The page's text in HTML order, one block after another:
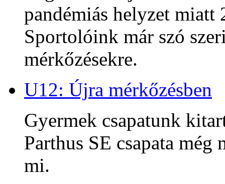
pandémiás helyzet
Sportolóink már szó
mérkőzésekre.
U12: Újra mérkőzésben
Gyermek csapatunk
Parthus SE csapata
mi.